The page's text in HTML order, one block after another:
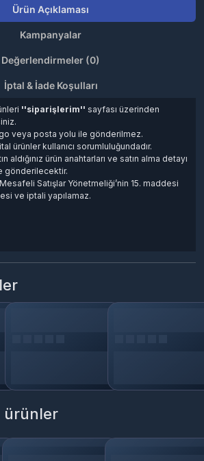
Ürün Açıklaması
Kampanyalar
Değerlendirmeler (0)
İptal & İade Koşulları
''siparişlerim'' sayfası üzerinden
veya posta yolu ile gönderilmez.
ürünler kullanıcı sorumluluğundadır.
aldığınız ürün anahtarları ve satın alma detayı
gönderilecektir.
Satışlar Yönetmeliği’nin 15. maddesi
ve iptali yapılamaz.
ürünler